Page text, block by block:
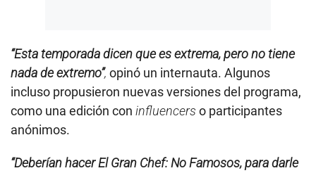
“Esta temporada dicen que es extrema, pero no tiene
nada de extremo”, opinó un internauta. Algunos
incluso propusieron nuevas versiones del programa,
como una edición con influencers o participantes
anónimos.
“Deberían hacer El Gran Chef: No Famosos, para darle